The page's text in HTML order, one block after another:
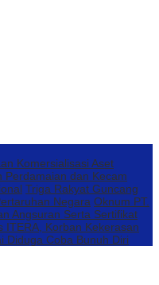
Komersialisasi Aset
Perdamaian dan Kecam
Triga Rakyat Guncang
Negara Oknum PT.
Angsuran Serta Sertifikat
ITERA, Korban Kekerasan
Diduga Coba Bunuh Diri